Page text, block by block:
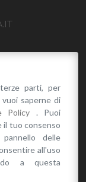
ESTATE 2026
parti, per
vuoi saperne di
Policy . Puoi
il tuo consenso
delle
all'uso
a questa